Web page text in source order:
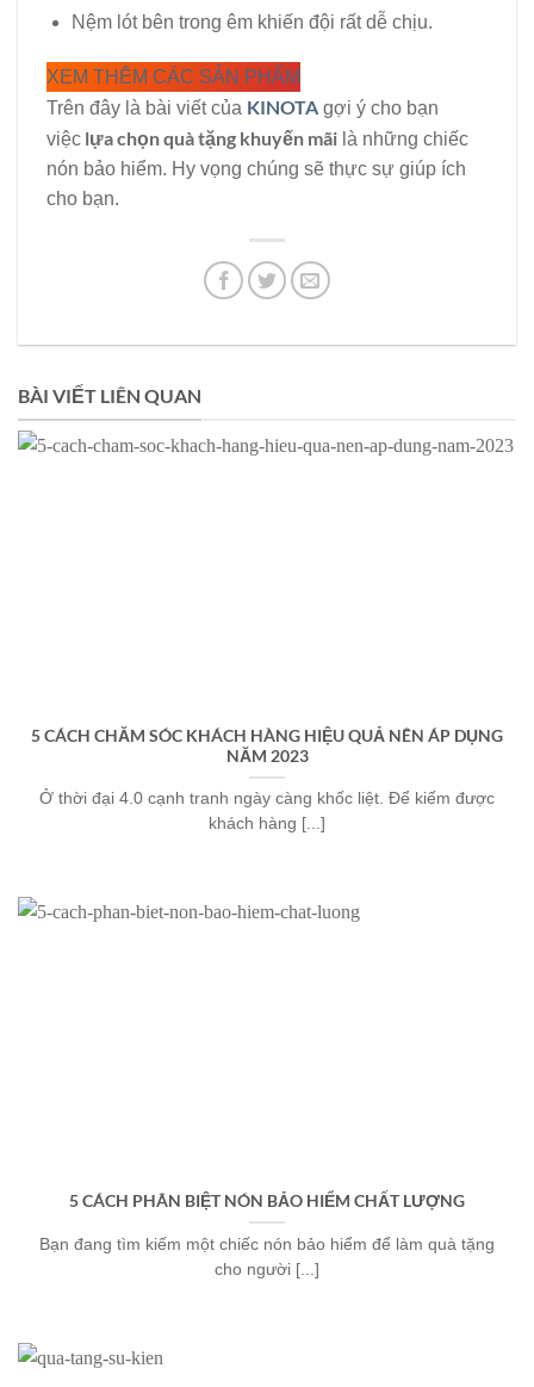
Nệm lót bên trong êm khiến đội rất dễ chịu.
XEM THÊM CÁC SẢN PHẨM
Trên đây là bài viết của KINOTA gợi ý cho bạn
việc lựa chọn quà tặng khuyến mãi là những chiếc
nón bảo hiểm. Hy vọng chúng sẽ thực sự giúp ích
cho bạn.
BÀI VIẾT LIÊN QUAN
5 CÁCH CHĂM SÓC KHÁCH HÀNG HIỆU QUẢ NÊN ÁP DỤNG
NĂM 2023
Ở thời đại 4.0 cạnh tranh ngày càng khốc liệt. Để kiếm được
khách hàng [...]
5 CÁCH PHÂN BIỆT NÓN BẢO HIỂM CHẤT LƯỢNG
Bạn đang tìm kiếm một chiếc nón bảo hiểm để làm quà tặng
cho người [...]